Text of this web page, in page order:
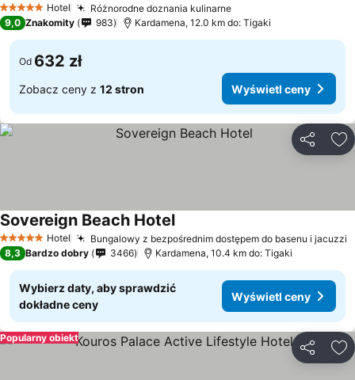
5 KategoriaHotel Różnorodne doznania kulinarne
9,0 Znakomity 983 Kardamena, 12.0 km do: Tigaki
Od 632 zł
Zobacz ceny z 12 stron Wyświetl ceny
5 KategoriaHotel Bungalowy z bezpośrednim dostępem do basenu i jacuzzi
Sovereign Beach Hotel
8,3 Bardzo dobry 3466 Kardamena, 10.4 km do: Tigaki
Wybierz daty, aby sprawdzić
dokładne ceny
Wyświetl ceny
Popularny obiekt